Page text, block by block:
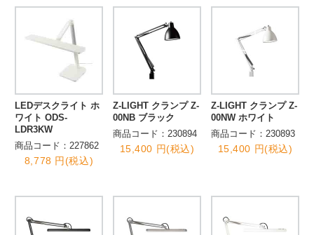
LEDデスクライト ホ
ワイト ODS-
LDR3KW
商品コード：227862
8,778 円(税込)
Z-LIGHT クランプ Z-
00NB ブラック
商品コード：230894
15,400 円(税込)
Z-LIGHT クランプ Z-
00NW ホワイト
商品コード：230893
15,400 円(税込)